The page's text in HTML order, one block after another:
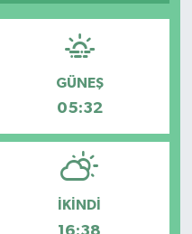
GÜNEŞ
05:32
İKINDI